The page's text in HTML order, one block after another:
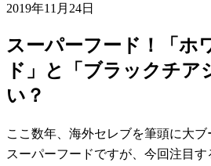
2019年11月24日
スーパーフード！「ホ
ド」と「ブラックチア
い？
ここ数年、海外セレブを筆頭に大
スーパーフードですが、今回注目す